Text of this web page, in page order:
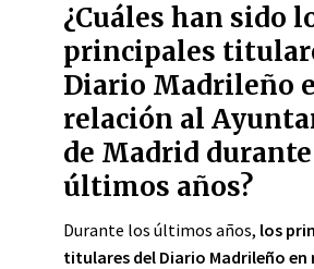
¿Cuáles han sido
principales
Diario Madrileño
relación al
de Madrid
últimos años?
Durante los últimos años, los
titulares del Diario Madrileño en